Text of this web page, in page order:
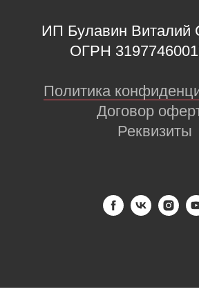
ИП Булавин Виталий
ОГРН
Политика
Договор
Реквизиты